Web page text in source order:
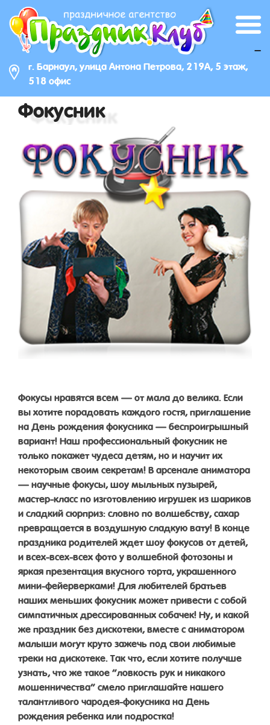
г. Барнаул, улица Антона Петрова, 219А, 5 этаж,
518 офис
_
Фокусник
Фокусы нравятся всем — от мала до велика. Если
вы хотите порадовать каждого гостя, приглашение
на День рождения фокусника — беспроигрышный
вариант! Наш профессиональный фокусник не
только покажет чудеса детям, но и научит их
некоторым своим секретам! В арсенале аниматора
— научные фокусы, шоу мыльных пузырей,
мастер-класс по изготовлению игрушек из шариков
и сладкий сюрприз: словно по волшебству, сахар
превращается в воздушную сладкую вату! В конце
праздника родителей ждет шоу фокусов от детей,
и всех-всех-всех фото у волшебной фотозоны и
яркая презентация вкусного торта, украшенного
мини-фейерверками! Для любителей братьев
наших меньших фокусник может привести с собой
симпатичных дрессированных собачек! Ну, и какой
же праздник без дискотеки, вместе с аниматором
малыши могут круто зажечь под свои любимые
треки на дискотеке. Так что, если хотите получше
узнать, что же такое “ловкость рук и никакого
мошенничества” смело приглашайте нашего
талантливого чародея-фокусника на День
рождения ребенка или подростка!